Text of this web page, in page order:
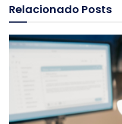
Relacionado Posts